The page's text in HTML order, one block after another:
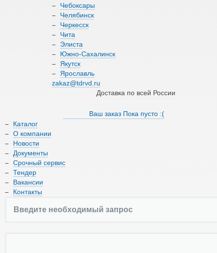
О компании
Документы
Тендер
Вакансии
Контакты
8 (800) 550-66-17
Доставка по всей России
Чебоксары
Челябинск
Черкесск
Чита
Элиста
Южно-Сахалинск
Якутск
Ярославль
zakaz@tdrvd.ru
Доставка по всей России
Ваш заказ Пока пусто :(
Каталог
О компании
Новости
Документы
Срочный сервис
Тендер
Вакансии
Контакты